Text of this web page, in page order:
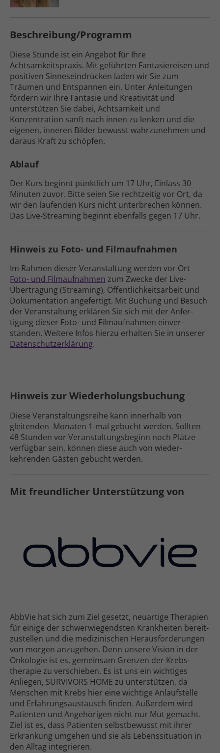
Beschreibung/Programm
Diese Stunde ist ein Angebot für Ihre
Achtsamkeitspraxis. Mit geführten Fantasiereisen und
positiven Sinneseindrücken laden wir Sie zum
Träumen und Entspannen ein. Unter Anleitungen
fördern wir Ihre Fantasie und Kreativität und
unterstützen Sie dabei, Achtsamkeit und
Konzentration sanft nach innen zu lenken und die
eigenen, inneren Bilder bewusst wahrzunehmen und
daraus Kraft zu schöpfen.
Ablauf
Der Kurs beginnt pünktlich um 17 Uhr, Einlass 30
Minuten zuvor. Bitte seien Sie rechtzeitig vor Ort, da
wir den laufenden Kurs nicht unterbrechen können.
Das Live-Streaming beginnt ebenfalls gegen 17 Uhr.
Hinweis zu Foto- und Filmaufnahmen
Im Rahmen dieser Veranstaltung werden vor Ort
Foto- und Film­aufnahmen zum Zwecke der Live-
Übertragung (Streaming), Öffent­lich­keits­arbeit und
Doku­men­tation ange­fertigt. Mit Buchung und Besuch
der Veran­staltung erklären Sie sich mit der Anfer­
tigung dieser Foto- und Film­aufnahmen einver­
standen. Weitere Infos hierzu erhalten Sie in unserer
Daten­schutz­erklärung.
Hinweis zur Wiederholungs­buchung
Diese Veranstaltungs­reihe kann inner­halb von
gleitenden Monaten 1-mal gebucht werden. Sollten
48 Stunden vor Veranstaltungs­beginn noch Plätze
ver­fügbar sein, können diese auch von wieder­
kehrenden Gästen gebucht werden.
Mit freundlicher Unterstützung von
AbbVie hat sich zum Ziel gesetzt, neuartige Therapien
für einige der schwer­wiegendsten Krank­heiten bereit­
zu­stellen und die medizinischen Heraus­forderungen
von morgen anzugehen. Denn unsere Vision in der
Onkologie ist es, gemeinsam Grenzen der Krebs­
therapie zu verschieben. Es ist uns ein wichtiges
Anliegen, SURVIVORS HOME zu unterstützen, da
Menschen mit Krebs hier eine wichtige Anlauf­stelle
und Erfahrungs­austausch finden. Außerdem wird
Patienten und Ange­hörigen nicht nur Mut gemacht.
Ziel ist es, dass Patienten selbst­bewusst mit ihrer
Erkrankung umgehen und sie als Lebens­situation in
den Alltag integrieren.